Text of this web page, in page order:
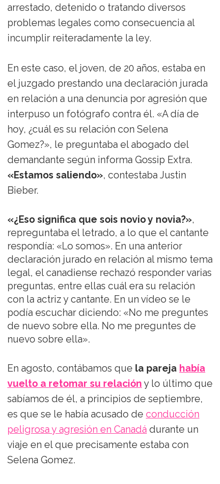
arrestado, detenido o tratando diversos
problemas legales como consecuencia al
incumplir reiteradamente la ley.
En este caso, el joven, de 20 años, estaba en
el juzgado prestando una declaración jurada
en relación a una denuncia por agresión que
interpuso un fotógrafo contra él. «A día de
hoy, ¿cuál es su relación con Selena
Gomez?», le preguntaba el abogado del
demandante según informa Gossip Extra.
«Estamos saliendo», contestaba Justin
Bieber.
«¿Eso significa que sois novio y novia?»,
repreguntaba el letrado, a lo que el cantante
respondía: «Lo somos». En una anterior
declaración jurado en relación al mismo tema
legal, el canadiense rechazó responder varias
preguntas, entre ellas cuál era su relación
con la actriz y cantante. En un vídeo se le
podía escuchar diciendo: «No me preguntes
de nuevo sobre ella. No me preguntes de
nuevo sobre ella».
En agosto, contábamos que la pareja había
vuelto a retomar su relación y lo último que
sabíamos de él, a principios de septiembre,
es que se le había acusado de conducción
peligrosa y agresión en Canadá durante un
viaje en el que precisamente estaba con
Selena Gomez.